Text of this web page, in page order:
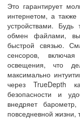
Это гарантирует
интернетом, а
устройствами.
обмен файлами, вы
быстрой связью.
сенсоров,
освещения, что
максимально
через TrueDepth
безопасности и
внедряет
повседневной жизни,